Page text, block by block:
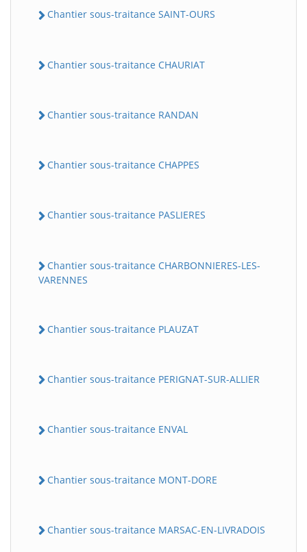
Chantier sous-traitance SAINT-OURS
Chantier sous-traitance CHAURIAT
Chantier sous-traitance RANDAN
Chantier sous-traitance CHAPPES
Chantier sous-traitance PASLIERES
Chantier sous-traitance CHARBONNIERES-LES-
VARENNES
Chantier sous-traitance PLAUZAT
Chantier sous-traitance PERIGNAT-SUR-ALLIER
Chantier sous-traitance ENVAL
Chantier sous-traitance MONT-DORE
Chantier sous-traitance MARSAC-EN-LIVRADOIS